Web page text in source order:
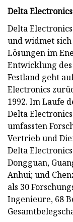
Delta
Delta
und widmet
Lösungen im
Entwicklung
Festland geht
Electronics
1992. Im Laufe
Delta
umfassten
Vertrieb und
Delta
Dongguan,
Anhui; und
als 30
Ingenieure, 68